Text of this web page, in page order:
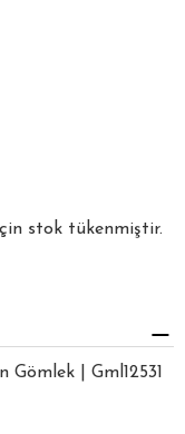
stok tükenmiştir.
Gömlek | Gml12531